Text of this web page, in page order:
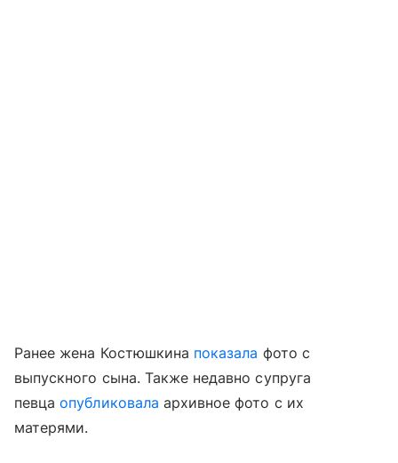
Ранее жена Костюшкина показала фото с
выпускного сына. Также недавно супруга
певцаопубликовала архивное фото с их
матерями.